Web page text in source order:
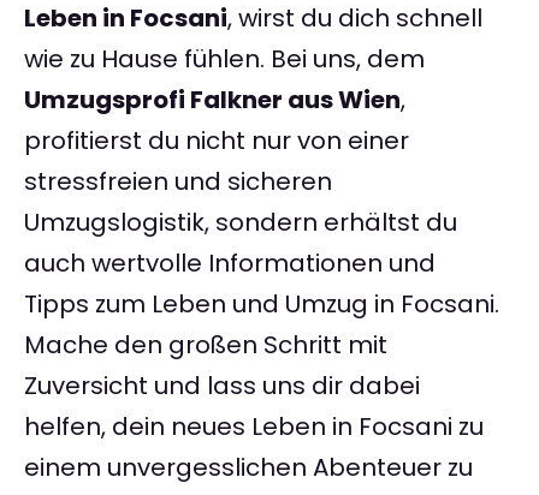
Leben in Focsani, wirst du dich schnell
wie zu Hause fühlen. Bei uns, dem
Umzugsprofi Falkner aus Wien,
profitierst du nicht nur von einer
stressfreien und sicheren
Umzugslogistik, sondern erhältst du
auch wertvolle Informationen und
Tipps zum Leben und Umzug in Focsani.
Mache den großen Schritt mit
Zuversicht und lass uns dir dabei
helfen, dein neues Leben in Focsani zu
einem unvergesslichen Abenteuer zu